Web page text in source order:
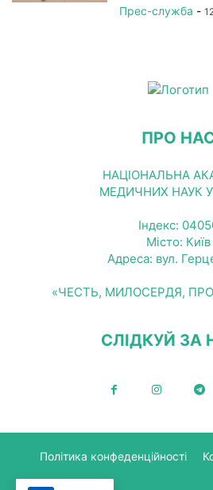
Прес-служба -
ПРО
НАЦІОНАЛЬНА
МЕДИЧНИХ НАУК
Індекс:
Місто: Київ
Адреса: вул.
«ЧЕСТЬ, МИЛОСЕРДЯ,
СЛІДКУЙ ЗА
Політика конфеденційності